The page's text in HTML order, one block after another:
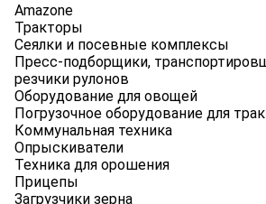
Amazone
Тракторы
Сеялки и посевные комплексы
Пресс-подборщики,
резчики рулонов
Оборудование для овощей
Погрузочное оборудование для
Коммунальная техника
Опрыскиватели
Техника для орошения
Прицепы
Загрузчики зерна